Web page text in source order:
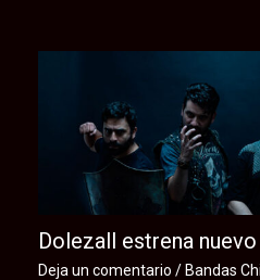
Dolezall estrena
Deja un comentario / Bandas